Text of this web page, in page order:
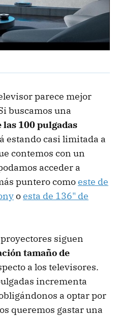
parece mejor
buscamos una
100 pulgadas
estando casi limitada a
contemos con un
acceder a
puntero comoeste de
oesta de 136" de
siguen
tamaño de
a los televisores.
incrementa
a optar por
queremos gastar una